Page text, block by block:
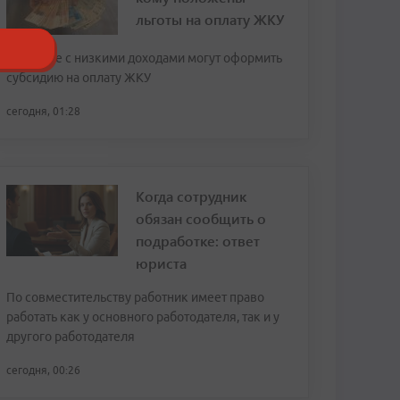
льготы на оплату ЖКУ
Граждане с низкими доходами могут оформить
субсидию на оплату ЖКУ
сегодня, 01:28
Когда сотрудник
обязан сообщить о
подработке: ответ
юриста
По совместительству работник имеет право
работать как у основного работодателя, так и у
другого работодателя
сегодня, 00:26